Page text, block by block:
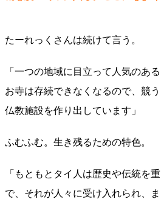
たーれっくさんは続けて言う。
「一つの地域に目立って人気のあ
お寺は存続できなくなるので、競
仏教施設を作り出しています」
ふむふむ。生き残るための特色。
「もともとタイ人は歴史や伝統を
で、それが人々に受け入れられ、